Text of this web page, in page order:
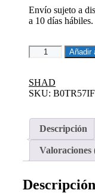
Envío sujeto a
a 10 días
3P
SYSTEM
LATERAL
BENELLI
QJ
MOTOR
SRT550
Añadir
SHAD
SKU: B0TR57IF
Descripción
Valoraciones
Descripción